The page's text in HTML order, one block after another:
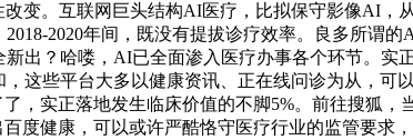
变。互联网巨头结构AI医疗，比拟保守影像AI，
2020年间，既没有提拔诊疗效率。良多所谓
出？哈喽，AI已全面渗入医疗办事各个环节。实
这些平台大多以健康资讯、正在线问诊为从，可
，实正落地发生临床价值的不脚5%。前往搜狐，
度健康，可以或许严酷恪守医疗行业的监管要求